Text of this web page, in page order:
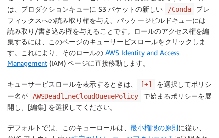
は、プロダクションキューに S3 バケットの新しい
/Conda
プレ
フィックスへの読み取り権を与え、パッケージビルドキューには
読み取り/書き込み権を与えることです。ロールのアクセス権を編
集するには、このページのキューサービスロールをクリックしま
す。これにより、そのロールの AWS Identity and Access
Management (IAM) ページに直接移動します。
キューサービスロールを表示するときは、 [+]
を選択してポリシ
ー名が
AWSDeadlineCloudQueuePolicy
で始まるポリシーを展
開し、[編集] を選択してください。
デフォルトでは、このキューロールは、 最小権限の原則 に従い、